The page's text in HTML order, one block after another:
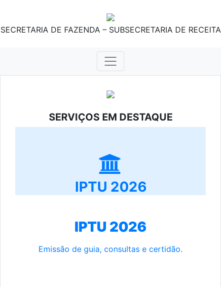
SECRETARIA DE FAZENDA – SUBSECRETARIA DE RECEITA
SERVIÇOS EM DESTAQUE
IPTU 2026
IPTU 2026
Emissão de guia, consultas e certidão.